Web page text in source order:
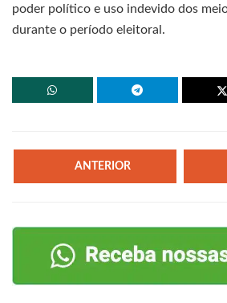
poder político e uso indevido dos
durante o período eleitoral.
ANTERIOR